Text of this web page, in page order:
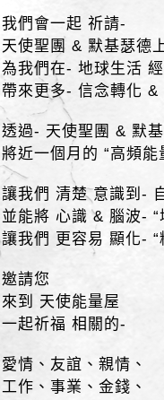
我們會一起 祈請-
天使聖團 & 默基瑟德
為我們在- 地球生活
帶來更多- 信念轉化 &
透過- 天使聖團 & 默
將近一個月的 “高頻
讓我們 清楚 意識到-
並能將 心識 & 腦波-
讓我們 更容易 顯化- “
邀請您
來到 天使能量屋
一起祈福 相關的-
愛情、友誼、親情、
工作、事業、金錢、